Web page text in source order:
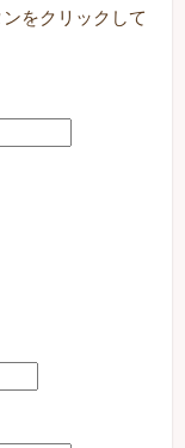
をクリックして